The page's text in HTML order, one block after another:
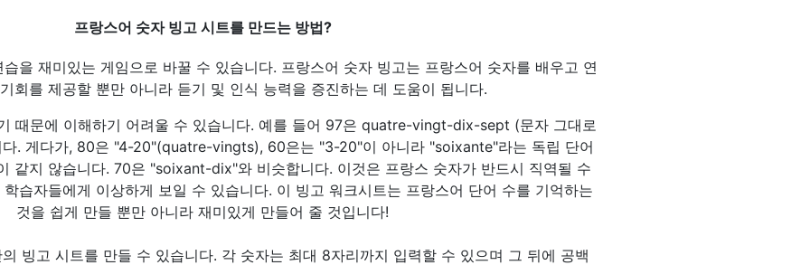
프랑스어 숫자 빙고 시트를 만드는 방법?
을 재미있는 게임으로 바꿀 수 있습니다. 프랑스어 숫자 빙고는 프랑스어 숫자를 배우고 연
회를 제공할 뿐만 아니라 듣기 및 인식 능력을 증진하는 데 도움이 됩니다.
때문에 이해하기 어려울 수 있습니다. 예를 들어 97은 quatre-vingt-dix-sept (문자 그대로
. 게다가, 80은 "4-20"(quatre-vingts), 60은는 "3-20"이 아니라 "soixante"라는 독립 단어
같지 않습니다. 70은 "soixant-dix"와 비슷합니다. 이것은 프랑스 숫자가 반드시 직역될 수
습자들에게 이상하게 보일 수 있습니다. 이 빙고 워크시트는 프랑스어 단어 수를 기억하는
것을 쉽게 만들 뿐만 아니라 재미있게 만들어 줄 것입니다!
빙고 시트를 만들 수 있습니다. 각 숫자는 최대 8자리까지 입력할 수 있으며 그 뒤에 공백